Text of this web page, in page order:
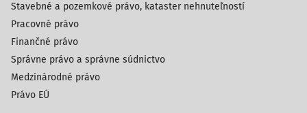
Stavebné a pozemkové právo, kataster nehnuteľností
Pracovné právo
Finančné právo
Správne právo a správne súdnictvo
Medzinárodné právo
Právo EÚ